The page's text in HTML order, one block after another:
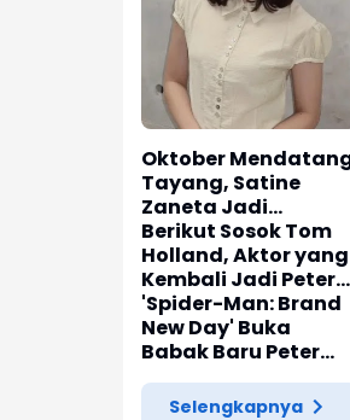
Oktober
Tayang, Satine
Zaneta Jadi
Pemeran Utama Film
Siti Si Vampir
Berikut Sosok Tom
Holland, Aktor yang
Kembali Jadi Peter
Parker di 'Spider-
Man: Brand New Day'
'Spider-Man: Brand
New Day' Buka
Babak Baru Peter
Parker di Marvel
Cinematic Universe
Selengkapnya